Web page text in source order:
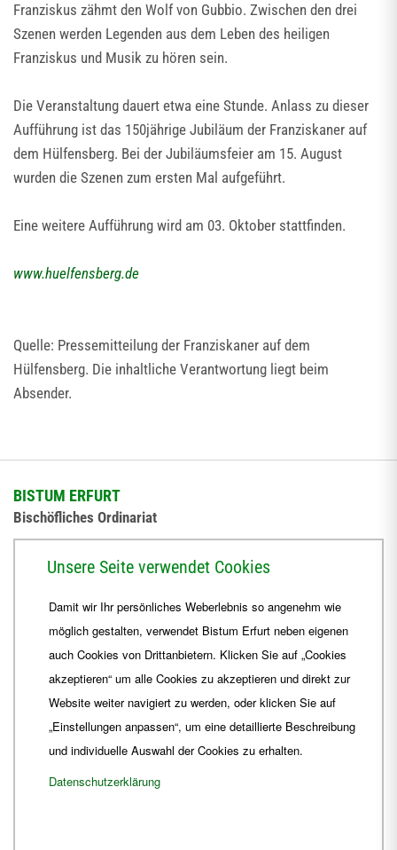
Franziskus zähmt den Wolf von Gubbio. Zwischen den drei
Szenen werden Legenden aus dem Leben des heiligen
Franziskus und Musik zu hören sein.
Die Veranstaltung dauert etwa eine Stunde. Anlass zu dieser
Aufführung ist das 150jährige Jubiläum der Franziskaner auf
dem Hülfensberg. Bei der Jubiläumsfeier am 15. August
wurden die Szenen zum ersten Mal aufgeführt.
Eine weitere Aufführung wird am 03. Oktober stattfinden.
www.huelfensberg.de
Quelle: Pressemitteilung der Franziskaner auf dem
Hülfensberg. Die inhaltliche Verantwortung liegt beim
Absender.
BISTUM ERFURT
Bischöfliches Ordinariat
+49 361 6572-444
ordinariat Bistum-Erfurt.de
Unsere Seite verwendet Cookies
Damit wir Ihr persönliches Weberlebnis so angenehm wie
möglich gestalten, verwendet Bistum Erfurt neben eigenen
auch Cookies von Drittanbietern. Klicken Sie auf „Cookies
akzeptieren“ um alle Cookies zu akzeptieren und direkt zur
Website weiter navigiert zu werden, oder klicken Sie auf
„Einstellungen anpassen“, um eine detaillierte Beschreibung
und individuelle Auswahl der Cookies zu erhalten.
Datenschutzerklärung